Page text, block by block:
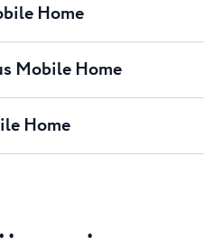
Home
Mobile Home
Home